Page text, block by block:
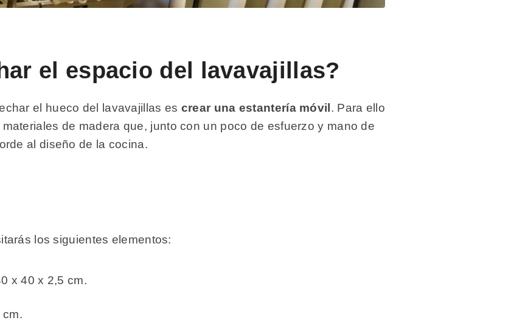
el espacio del lavavajillas?
el hueco del lavavajillas es crear una estantería móvil . Para ello
de madera que, junto con un poco de esfuerzo y mano de
al diseño de la cocina.
los siguientes elementos:
x 40 x 2,5 cm.